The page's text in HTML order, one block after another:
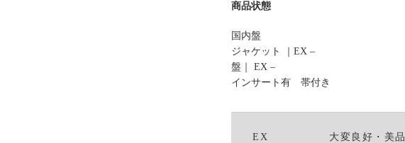
商品状態
国内盤
ジャケット ｜EX –
盤｜ EX –
インサート有 帯付き
EX 大変良好・美品